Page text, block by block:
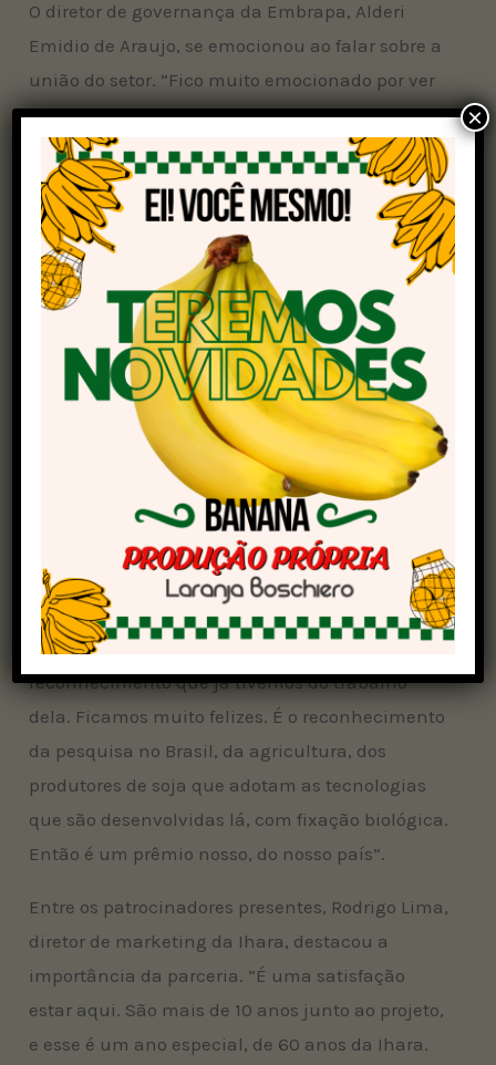
O diretor de governança da Embrapa, Alderi
Emidio de Araujo, se emocionou ao falar sobre a
união do setor. ”Fico muito emocionado por ver
aqui tantos produtores e representantes do
agronegócio brasileiro. Hoje mesmo estive em
um evento sobre milho e, apesar de atualmente
atuar como diretor, minha origem é no algodão.
Conheço bem a realidade do campo. Lembro do
senhor Alberto Dilata, cuja fazenda visitei
diversas vezes para instalar experimentos. Ele
foi muito assertivo ao dizer que precisamos estar
todos juntos. E realmente estamos, numa
grande aliança pelo agronegócio brasileiro. A
Embrapa trabalha com esse compromisso há
décadas. Já são 50 anos de dedicação”.
Segundo Adilson, a premiação de Mariangela
representa um marco para o país e para o setor.
”A divulgação do prêmio da Mariangela foi um
momento muito feliz pra gente. É o maior
reconhecimento que já tivemos do trabalho
dela. Ficamos muito felizes. É o reconhecimento
da pesquisa no Brasil, da agricultura, dos
produtores de soja que adotam as tecnologias
que são desenvolvidas lá, com fixação biológica.
Então é um prêmio nosso, do nosso país”.
Entre os patrocinadores presentes, Rodrigo Lima,
diretor de marketing da Ihara, destacou a
importância da parceria. ”É uma satisfação
estar aqui. São mais de 10 anos junto ao projeto,
e esse é um ano especial, de 60 anos da Ihara.
×